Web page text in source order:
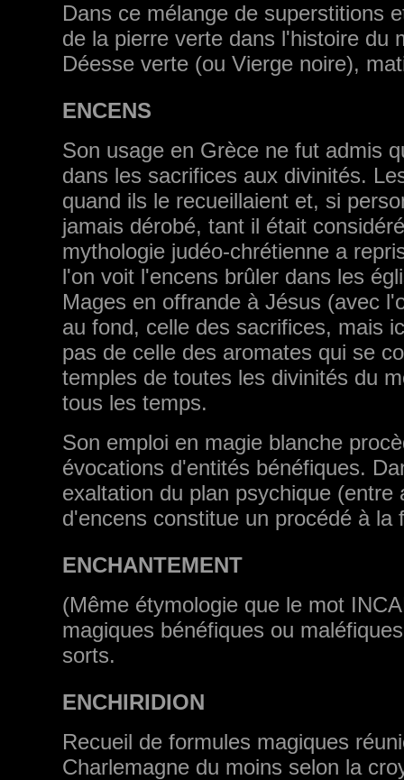
Dans ce mélange de superstitions
de la pierre verte dans l'histoire du
Déesse verte (ou Vierge noire),
ENCENS
Son usage en Grèce ne fut admis
dans les sacrifices aux divinités.
quand ils le recueillaient et, si
jamais dérobé, tant il était
mythologie judéo-chrétienne a
l'on voit l'encens brûler dans les
Mages en offrande à Jésus (avec
au fond, celle des sacri­fices, mais
pas de celle des aromates qui se
temples de toutes les divinités du
tous les temps.
Son emploi en magie blanche
évocations d'entités bénéfiques.
exaltation du plan psychique
d'encens constitue un procédé à la
ENCHANTEMENT
(Même étymologie que le mot
magiques bénéfiques ou
sorts.
ENCHIRIDION
Recueil de formules magiques
Charlemagne du moins selon la